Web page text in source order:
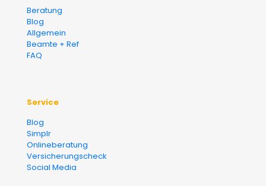
Beratung
Blog
Allgemein
Beamte + Ref
FAQ
Service
Blog
Simplr
Onlineberatung
Versicherungscheck
Social Media